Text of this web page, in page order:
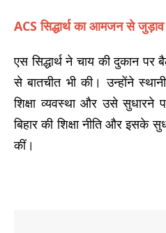
ACS सिद्धार्थ का आमजन से जुड़ाव
एस सिद्धार्थ ने चाय की दुकान
से बातचीत भी की। उन्होंने
शिक्षा व्यवस्था और उसे सुधारने
बिहार की शिक्षा नीति और इसके
कीं।